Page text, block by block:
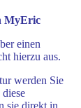
MyEric
einen
hierzu aus.
werden Sie
sie direkt in